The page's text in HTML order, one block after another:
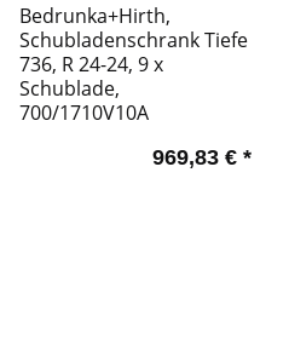
Bedrunka+Hirth,
Schubladenschrank Tiefe
736, R 24-24, 9 x
Schublade,
700/1710V10A
969,83 € *